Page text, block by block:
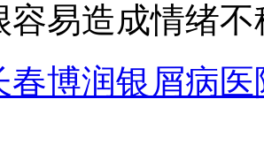
容易造成情绪不
春博润银屑病医